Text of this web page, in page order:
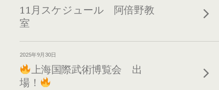
11月スケジュール 阿倍野教
室
2025年9月30日
上海国際武術博覧会 出
場！